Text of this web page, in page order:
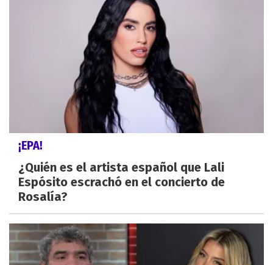
¡EPA!
¿Quién es el artista español que Lali
Espósito escrachó en el concierto de
Rosalía?